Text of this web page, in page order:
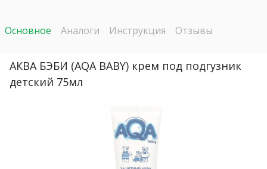
Основное Аналоги Инструкция Отзывы
АКВА БЭБИ (AQA BABY) крем под подгузник
детский 75мл